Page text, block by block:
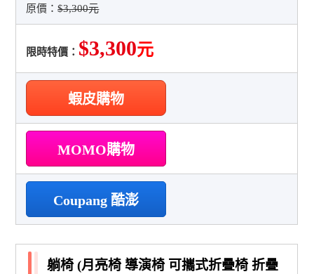
原價：$3,300元
限時特價： $3,300元
蝦皮購物
MOMO購物
Coupang 酷澎
躺椅 (月亮椅 導演椅 可攜式折疊椅 折疊